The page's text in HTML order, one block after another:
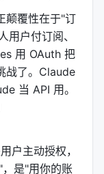
用"。这个转化
跟 Claude 聊
，每一轮都是
颠覆性在于"订
用户付订阅、
用 OAuth 把
战了。Claude
当 API 用。
户主动授权，
是"用你的账